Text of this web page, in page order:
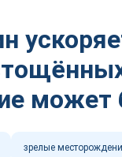
может
зрелые